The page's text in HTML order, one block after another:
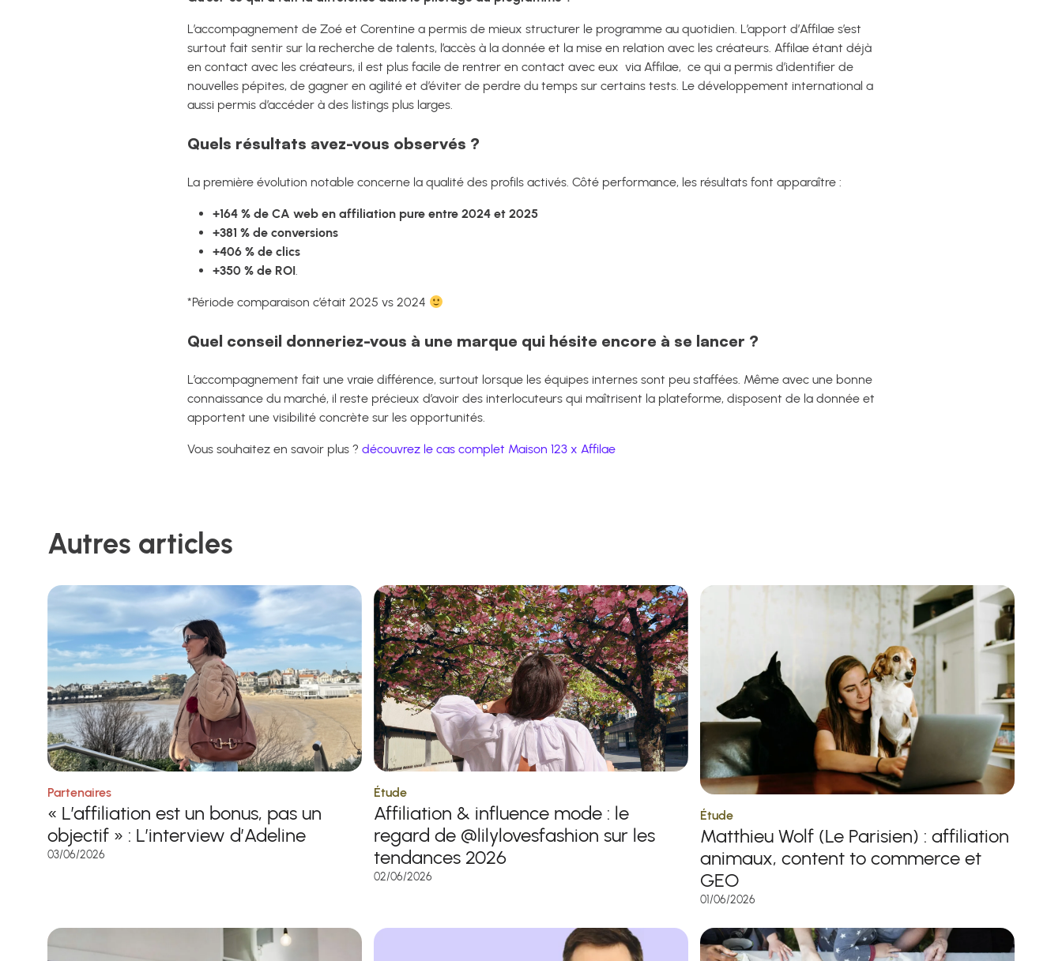
L’accompagnement de Zoé et Corentine a permis de mieux structurer le programme au quotidien. L’apport d’Affilae s’est
surtout fait sentir sur la recherche de talents, l’accès à la donnée et la mise en relation avec les créateurs. Affilae étant déjà
en contact avec les créateurs, il est plus facile de rentrer en contact avec eux via Affilae, ce qui a permis d’identifier de
nouvelles pépites, de gagner en agilité et d’éviter de perdre du temps sur certains tests. Le développement international a
aussi permis d’accéder à des listings plus larges.
Quels résultats avez-vous observés ?
La première évolution notable concerne la qualité des profils activés. Côté performance, les résultats font apparaître :
+164 % de CA web en affiliation pure entre 2024 et 2025
+381 % de conversions
+406 % de clics
+350 % de ROI.
*Période comparaison c’était 2025 vs 2024
Quel conseil donneriez-vous à une marque qui hésite encore à se lancer ?
L’accompagnement fait une vraie différence, surtout lorsque les équipes internes sont peu staffées. Même avec une bonne
connaissance du marché, il reste précieux d’avoir des interlocuteurs qui maîtrisent la plateforme, disposent de la donnée et
apportent une visibilité concrète sur les opportunités.
Vous souhaitez en savoir plus ? découvrez le cas complet Maison 123 x Affilae
Autres articles
Partenaires
« L’affiliation est un bonus, pas un
objectif » : L’interview d’Adeline
03/06/2026
Étude
Affiliation & influence mode : le
regard de @lilylovesfashion sur les
tendances 2026
02/06/2026
Étude
Matthieu Wolf (Le Parisien) : affiliation
animaux, content to commerce et
GEO
01/06/2026